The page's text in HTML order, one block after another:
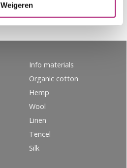
Weigeren
Info materials
Organic cotton
Hemp
Wool
Linen
Tencel
Silk